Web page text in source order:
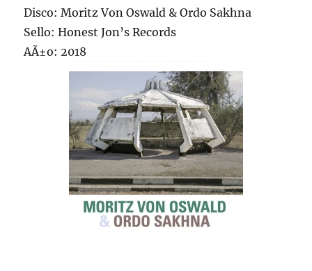
Disco: Moritz Von Oswald & Ordo Sakhna
Sello: Honest Jon’s Records
AÃ±o: 2018